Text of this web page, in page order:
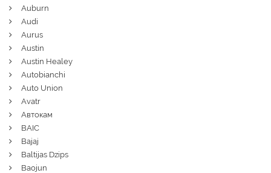
Auburn
Audi
Aurus
Austin
Austin Healey
Autobianchi
Auto Union
Avatr
Автокам
BAIC
Bajaj
Baltijas Dzips
Baojun